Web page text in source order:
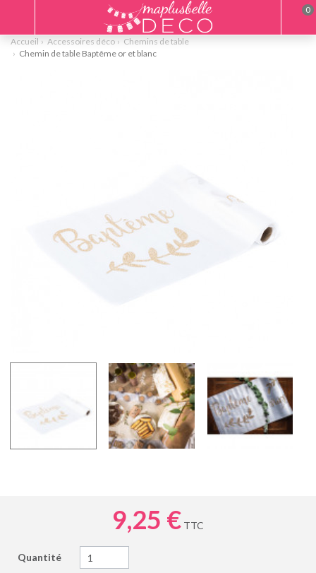
Accueil Accessoires déco
Chemins de table
Chemin de table Baptême or et blanc
9,25 € TTC
Quantité
0